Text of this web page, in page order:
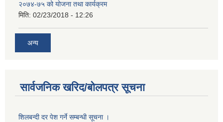
२०७४-७५ को योजना तथा कार्यक्रम
मिति: 02/23/2018 - 12:26
अन्य
सार्वजनिक खरिद/बोलपत्र सूचना
शिलबन्दी दर पेश गर्ने सम्बन्धी सूचना ।